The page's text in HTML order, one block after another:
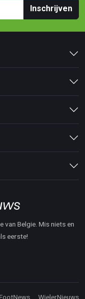
Inschrijven
Belgie. Mis niets en
eerste!
WielerNieuws